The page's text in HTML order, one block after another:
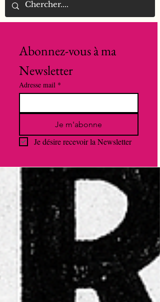
Abonnez-vous à ma
Newsletter
Adresse mail *
Je m'abonne
Je désire recevoir la Newsletter